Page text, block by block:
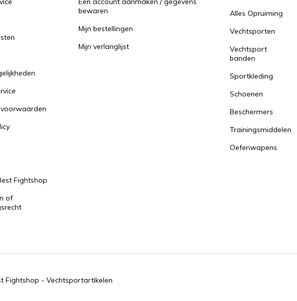
Fightshop
of
bewaren
Mijn bestellingen
Mijn verlanglijst
Alles Opruiming
Vechtsporten
Vechtsport
banden
Sportkleding
Schoenen
Beschermers
Trainingsmiddelen
Oefenwapens
Fightshop - Vechtsportartikelen